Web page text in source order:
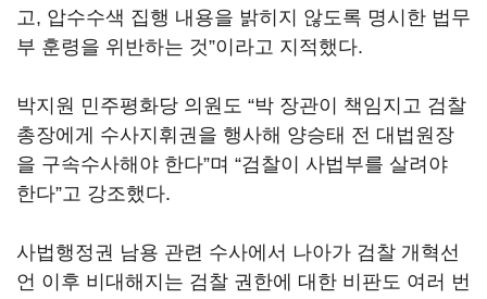
고, 압수수색 집행 내용을 밝히지 않도록 명시한 법무
부 훈령을 위반하는 것”이라고 지적했다.
박지원 민주평화당 의원도 “박 장관이 책임지고 검찰
총장에게 수사지휘권을 행사해 양승태 전 대법원장
을 구속수사해야 한다”며 “검찰이 사법부를 살려야
한다”고 강조했다.
사법행정권 남용 관련 수사에서 나아가 검찰 개혁선
언 이후 비대해지는 검찰 권한에 대한 비판도 여러 번